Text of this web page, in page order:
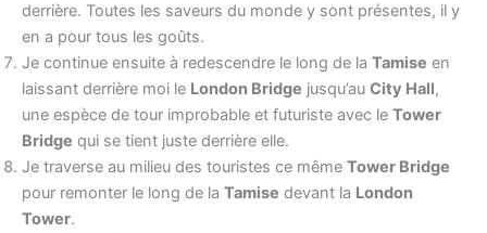
derrière. Toutes les saveurs du monde y sont présentes, il y
en a pour tous les goûts.
Je continue ensuite à redescendre le long de la Tamise en
laissant derrière moi le London Bridge jusqu’au City Hall,
une espèce de tour improbable et futuriste avec le Tower
Bridge qui se tient juste derrière elle.
Je traverse au milieu des touristes ce même Tower Bridge
pour remonter le long de la Tamise devant la London
Tower.